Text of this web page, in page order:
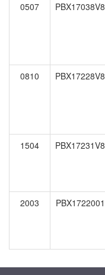
0507 PBX17038V8
0810 PBX17228V8
1504 PBX17231V8
2003 PBX1722001